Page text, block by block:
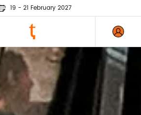
19 - 21 February 2027